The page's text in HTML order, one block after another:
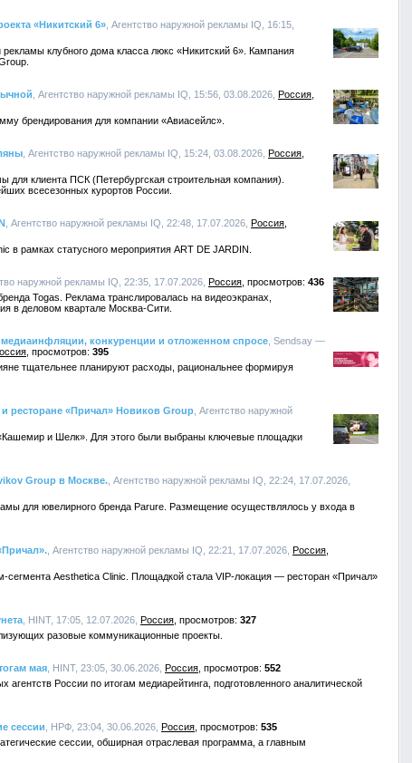
«Никитский 6» , Агентство наружной рекламы IQ, 16:15,
клубного дома класса люкс «Никитский 6». Кампания
, Агентство наружной рекламы IQ, 15:56, 03.08.2026, Россия
брендирования для компании «Авиасейлс».
, Агентство наружной рекламы IQ, 15:24, 03.08.2026, Россия
клиента ПСК (Петербургская строительная компания).
всесезонных курортов России.
, Агентство наружной рекламы IQ, 22:48, 17.07.2026, Россия
в рамках статусного мероприятия ART DE JARDIN.
наружной рекламы IQ, 22:35, 17.07.2026, Россия
436
Togas. Реклама транслировалась на видеоэкранах,
в деловом квартале Москва-Сити.
конкуренции и отложенном спросе , Sendsay —
395
тщательнее планируют расходы, рациональнее формируя
ресторане «Причал» Новиков Group , Агентство наружной
и Шелк». Для этого были выбраны ключевые площадки
Group в Москве. , Агентство наружной рекламы IQ, 22:24, 17.07.2026,
для ювелирного бренда Parure. Размещение осуществлялось у входа в
, Агентство наружной рекламы IQ, 22:21, 17.07.2026, Россия
сегмента Aesthetica Clinic. Площадкой стала VIP-локация — ресторан «Причал»
, HINT, 17:05, 12.07.2026, Россия
327
разовые коммуникационные проекты.
мая , HINT, 23:05, 30.06.2026, Россия
552
России по итогам медиарейтинга, подготовленного аналитической
сессии , НРФ, 23:04, 30.06.2026, Россия
535
сессии, обширная отраслевая программа, а главным